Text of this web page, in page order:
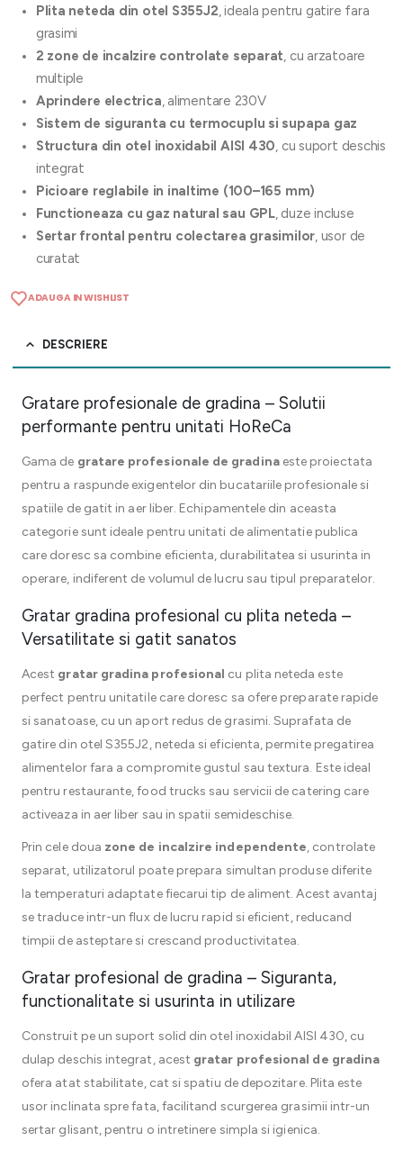
Plita neteda din otel S355J2, ideala pentru gatire fara
grasimi
2 zone de incalzire controlate separat, cu arzatoare
multiple
Aprindere electrica, alimentare 230V
Sistem de siguranta cu termocuplu si supapa gaz
Structura din otel inoxidabil AISI 430, cu suport deschis
integrat
Picioare reglabile in inaltime (100–165 mm)
Functioneaza cu gaz natural sau GPL, duze incluse
Sertar frontal pentru colectarea grasimilor, usor de
curatat
ADAUGA IN WISHLIST
DESCRIERE
Gratare profesionale de gradina – Solutii
performante pentru unitati HoReCa
Gama de gratare profesionale de gradinaeste proiectata
pentru a raspunde exigentelor din bucatariile profesionale si
spatiile de gatit in aer liber. Echipamentele din aceasta
categorie sunt ideale pentru unitati de alimentatie publica
care doresc sa combine eficienta, durabilitatea si usurinta in
operare, indiferent de volumul de lucru sau tipul preparatelor.
Gratar gradina profesional cu plita neteda –
Versatilitate si gatit sanatos
Acest gratar gradina profesional cu plita neteda este
perfect pentru unitatile care doresc sa ofere preparate rapide
si sanatoase, cu un aport redus de grasimi. Suprafata de
gatire din otel S355J2, neteda si eficienta, permite pregatirea
alimentelor fara a compromite gustul sau textura. Este ideal
pentru restaurante, food trucks sau servicii de catering care
activeaza in aer liber sau in spatii semideschise.
Prin cele doua zone de incalzire independente, controlate
separat, utilizatorul poate prepara simultan produse diferite
la temperaturi adaptate fiecarui tip de aliment. Acest avantaj
se traduce intr-un flux de lucru rapid si eficient, reducand
timpii de asteptare si crescand productivitatea.
Gratar profesional de gradina – Siguranta,
functionalitate si usurinta in utilizare
Construit pe un suport solid din otel inoxidabil AISI 430, cu
dulap deschis integrat, acest gratar profesional de gradina
ofera atat stabilitate, cat si spatiu de depozitare. Plita este
usor inclinata spre fata, facilitand scurgerea grasimii intr-un
sertar glisant, pentru o intretinere simpla si igienica.